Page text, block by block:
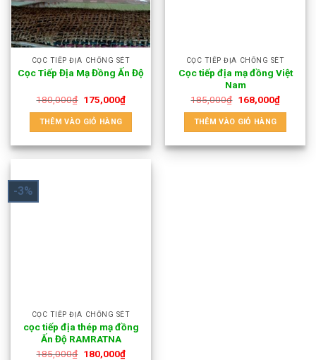
CỌC TIẾP ĐỊA CHỐNG SÉT
Cọc Tiếp Địa Mạ Đồng Ấn Độ
180,000₫ 175,000₫
THÊM VÀO GIỎ HÀNG
CỌC TIẾP ĐỊA CHỐNG SÉT
Cọc tiếp địa mạ đồng Việt
Nam
185,000₫ 168,000₫
THÊM VÀO GIỎ HÀNG
-3%
CỌC TIẾP ĐỊA CHỐNG SÉT
cọc tiếp địa thép mạ đồng
Ấn Độ RAMRATNA
185,000₫ 180,000₫